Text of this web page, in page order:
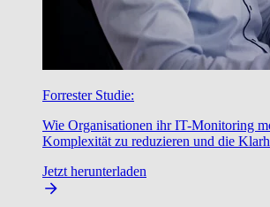
Forrester Studie:
Wie Organisationen ihr IT-Monitoring
Komplexität zu reduzieren und die
Jetzt herunterladen